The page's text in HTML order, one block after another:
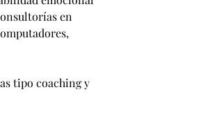
en
tipo coaching y